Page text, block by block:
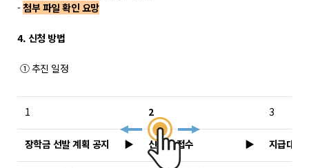
POLARIS LOS
SIF 2026
소개
개회사
-첨부 파일 확인 요망
4. 신청 방법
① 추진 일정
1 2 3
장학금 선발 계획 공지 ▶ 신청서 접수 ▶ 지급대상